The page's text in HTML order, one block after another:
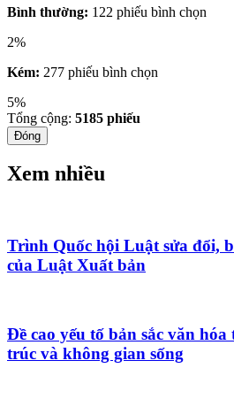
Bình thường: 122 phiếu bình chọn
2%
Kém: 277 phiếu bình chọn
5%
Tổng cộng: 5185 phiếu
Đóng
Xem nhiều
Trình Quốc hội Luật sửa đổi,
của Luật Xuất bản
Đề cao yếu tố bản sắc văn
trúc và không gian sống